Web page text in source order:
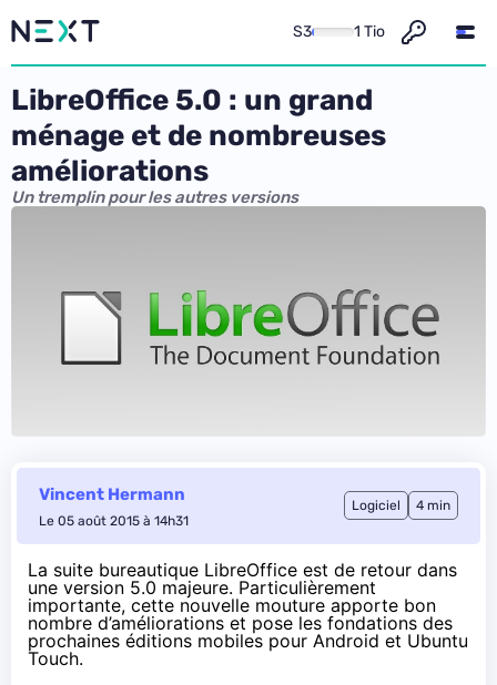
S3 1 Tio
LibreOffice 5.0 : un grand
ménage et de nombreuses
améliorations
Un tremplin pour les autres versions
Vincent Hermann
Le 05 août 2015 à 14h31
Logiciel 4 min
La suite bureautique LibreOffice est de retour dans
une version 5.0 majeure. Particulièrement
importante, cette nouvelle mouture apporte bon
nombre d’améliorations et pose les fondations des
prochaines éditions mobiles pour Android et Ubuntu
Touch.